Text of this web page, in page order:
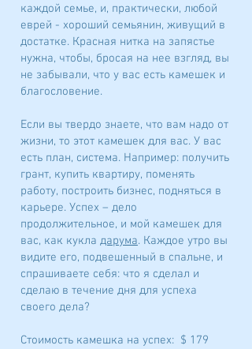
каждой семье, и, практически, любой
еврей - хороший семьянин, живущий в
достатке. Красная нитка на запястье
нужна, чтобы, бросая на нее взгляд, вы
не забывали, что у вас есть камешек и
благословение.
Если вы твердо знаете, что вам надо от
жизни, то этот камешек для вас. У вас
есть план, система. Например: получить
грант, купить квартиру, поменять
работу, построить бизнес, подняться в
карьере. Успех – дело
продолжительное, и мой камешек для
вас, как кукла дарума. Каждое утро вы
видите его, подвешенный в спальне, и
спрашиваете себя: что я сделал и
сделаю в течение дня для успеха
своего дела?
Стоимость камешка на успех: $ 179